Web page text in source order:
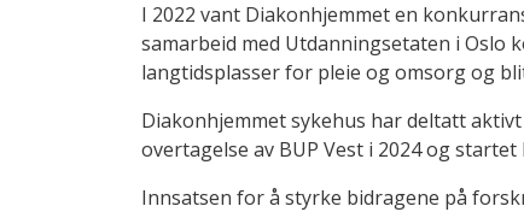
I 2022 vant Diakonhjemmet en
samarbeid med Utdanningsetaten i Oslo
langtidsplasser for pleie og omsorg og
Diakonhjemmet sykehus har deltatt
overtagelse av BUP Vest i 2024 og
Innsatsen for å styrke bidragene på